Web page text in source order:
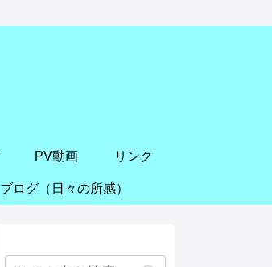
PV動画 リンク
ブログ（日々の所感）